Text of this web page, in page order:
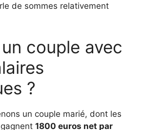
de sommes relativement
couple avec
?
un couple marié, dont les
1800 euros net par